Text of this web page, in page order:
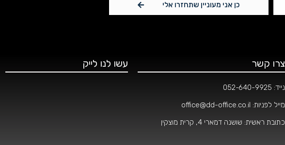
כן אני מעוניין שתחזרו אלי
צרו קשר
נייד: 052-640-9925
מייל לפניות: office@dd-office.co.il
כתובת ראשית: שושנה דמארי 4, קרית מוצקין
עשו לנו לייק